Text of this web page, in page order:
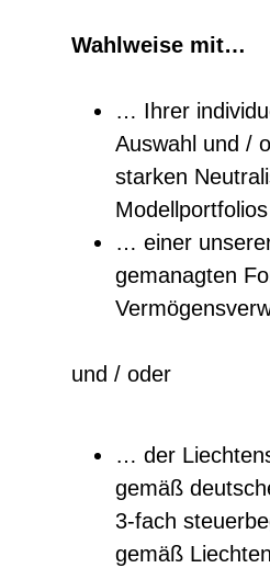
Wahlweise mit…
… Ihrer
Auswahl und /
starken
Modellportfolios
… einer
gemanagten
und / oder
… der
gemäß
3-fach
gemäß